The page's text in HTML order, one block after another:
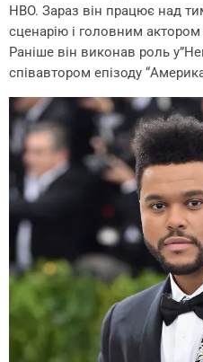
HBO. Зараз він працює над
сценарію і головним актором
Раніше він виконав роль
співавтором епізоду